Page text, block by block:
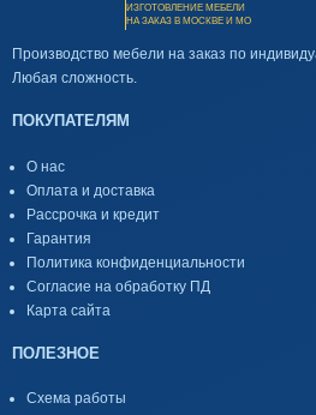
ИЗГОТОВЛЕНИЕ МЕБЕЛИ
НА ЗАКАЗ В МОСКВЕ И МО
Производство мебели на заказ по
Любая сложность.
ПОКУПАТЕЛЯМ
О нас
Оплата и доставка
Рассрочка и кредит
Гарантия
Политика конфиденциальности
Согласие на обработку ПД
Карта сайта
ПОЛЕЗНОЕ
Схема работы